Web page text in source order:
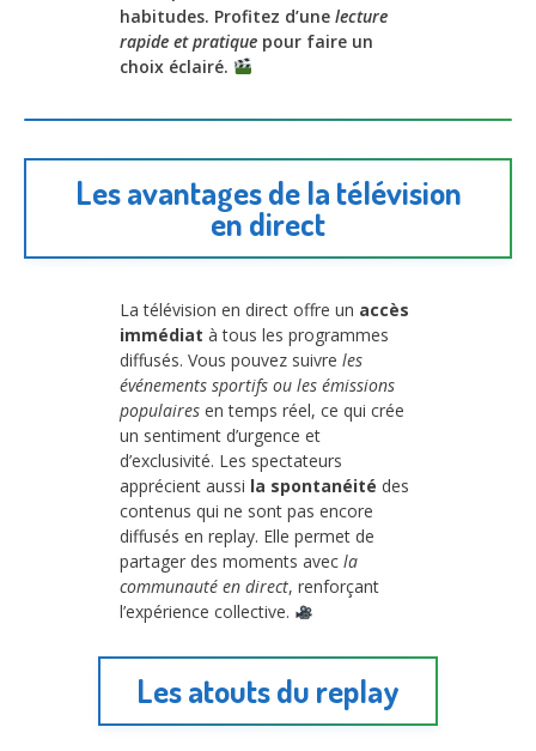
habitudes. Profitez d’une lecture
rapide et pratique pour faire un
choix éclairé.
Les avantages de la télévision
en direct
La télévision en direct offre un accès
immédiat à tous les programmes
diffusés. Vous pouvez suivre les
événements sportifs ou les émissions
populaires en temps réel, ce qui crée
un sentiment d’urgence et
d’exclusivité. Les spectateurs
apprécient aussi la spontanéité des
contenus qui ne sont pas encore
diffusés en replay. Elle permet de
partager des moments avec la
communauté en direct, renforçant
l’expérience collective.
Les atouts du replay